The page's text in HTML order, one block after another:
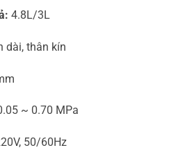
4.8L/3L
dài, thân kín
~ 0.70 MPa
50/60Hz